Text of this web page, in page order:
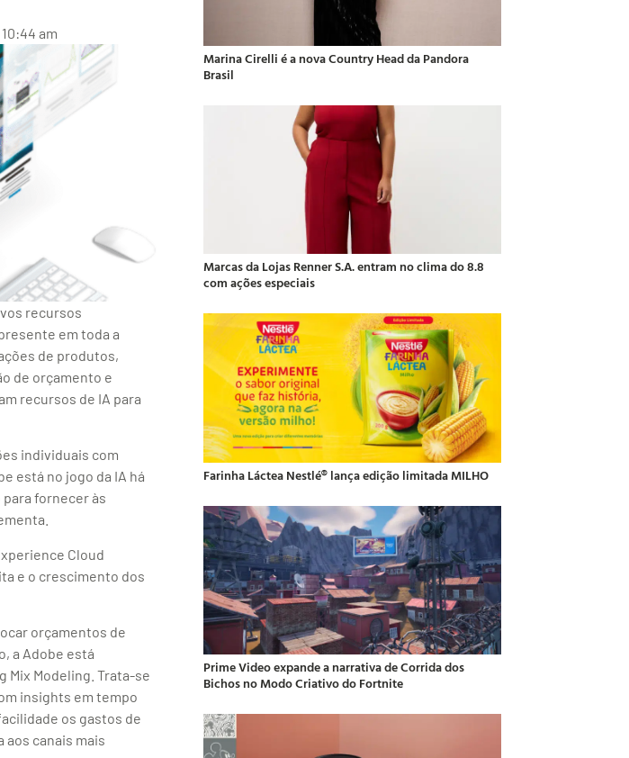
10:44 am
recursos
em toda a
de produtos,
de orçamento e
recursos de IA para
individuais com
está no jogo da IA há
fornecer às
Cloud
e o crescimento dos
orçamentos de
a Adobe está
Mix Modeling. Trata-se
insights em tempo
os gastos de
canais mais
Marina Cirelli é a nova Country Head da Pandora
Brasil
Marcas da Lojas Renner S.A. entram no clima do 8.8
com ações especiais
Farinha Láctea Nestlé® lança edição limitada MILHO
Prime Video expande a narrativa de Corrida dos
Bichos no Modo Criativo do Fortnite